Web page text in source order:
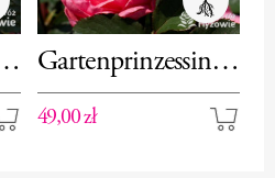
Gartenprinzessin
Marie-José®– róża
rabatowa
49,00 zł